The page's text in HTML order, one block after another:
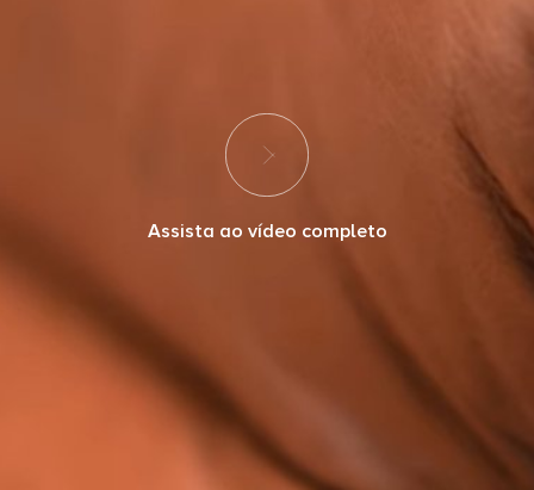
Assista ao vídeo completo